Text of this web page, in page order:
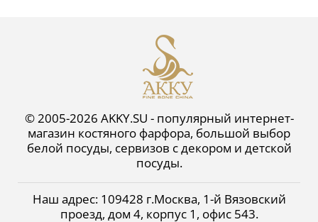
© 2005-2026 AKKY.SU - популярный интернет-
магазин костяного фарфора, большой выбор
белой посуды, сервизов с декором и детской
посуды.
Наш адрес: 109428 г.Москва, 1-й Вязовский
проезд, дом 4, корпус 1, офис 543.